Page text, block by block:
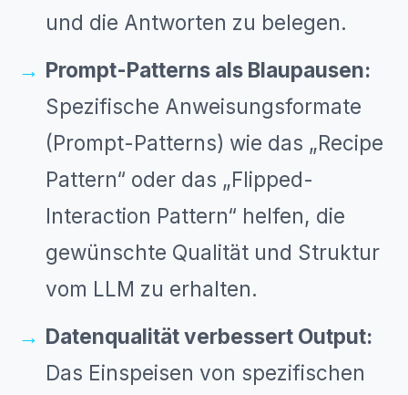
und die Antworten zu belegen.
Prompt-Patterns als Blaupausen:
Spezifische Anweisungsformate
(Prompt-Patterns) wie das „Recipe
Pattern“ oder das „Flipped-
Interaction Pattern“ helfen, die
gewünschte Qualität und Struktur
vom LLM zu erhalten.
Datenqualität verbessert Output:
Das Einspeisen von spezifischen